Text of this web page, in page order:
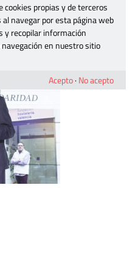
cookies propias y de terceros
navegar por esta página web
y recopilar información
en nuestro sitio
Acepto· No acepto